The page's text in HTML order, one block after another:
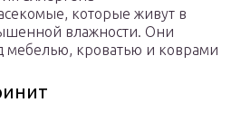
которые живут в
влажности. Они
мебелью, кроватью и коврами